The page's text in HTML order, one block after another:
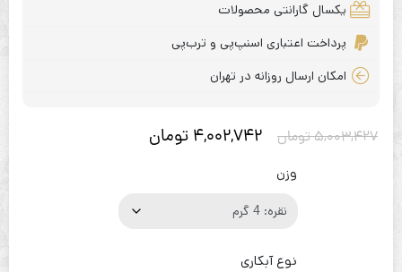
یکسال گارانتی محصولات
پرداخت اعتباری اسنپ‌پی و ترب‌پی
امکان ارسال روزانه در تهران
5,003,427تومان 4,002,742 تومان
وزن
نوع آبکاری